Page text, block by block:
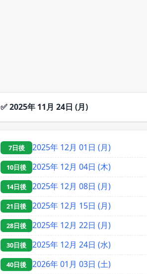
✅2025年 11月 24日 (月)
7日後 2025年 12月 01日 (月)
10日後 2025年 12月 04日 (木)
14日後 2025年 12月 08日 (月)
21日後 2025年 12月 15日 (月)
28日後 2025年 12月 22日 (月)
30日後 2025年 12月 24日 (水)
40日後 2026年 01月 03日 (土)